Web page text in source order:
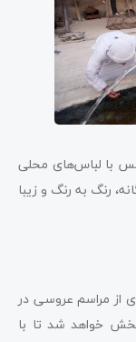
با لباس‌های محلی
رنگ به رنگ و زیبا
از مراسم عروسی در
خواهد شد تا با